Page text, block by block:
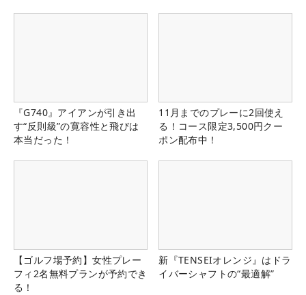
『G740』アイアンが引き出
す“反則級”の寛容性と飛びは
本当だった！
11月までのプレーに2回使え
る！コース限定3,500円クー
ポン配布中！
【ゴルフ場予約】女性プレー
フィ2名無料プランが予約でき
る！
新『TENSEIオレンジ』はドラ
イバーシャフトの“最適解”